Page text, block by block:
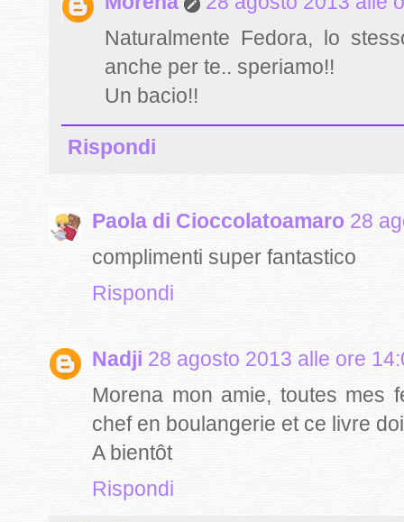
Naturalmente Fedora, lo
anche per te.. speriamo!!
Un bacio!!
Rispondi
Paola di Cioccolatoamaro 28
complimenti super fantastico
Rispondi
Nadji 28 agosto 2013 alle ore
Morena mon amie, toutes mes
chef en boulangerie et ce livre
A bientôt
Rispondi